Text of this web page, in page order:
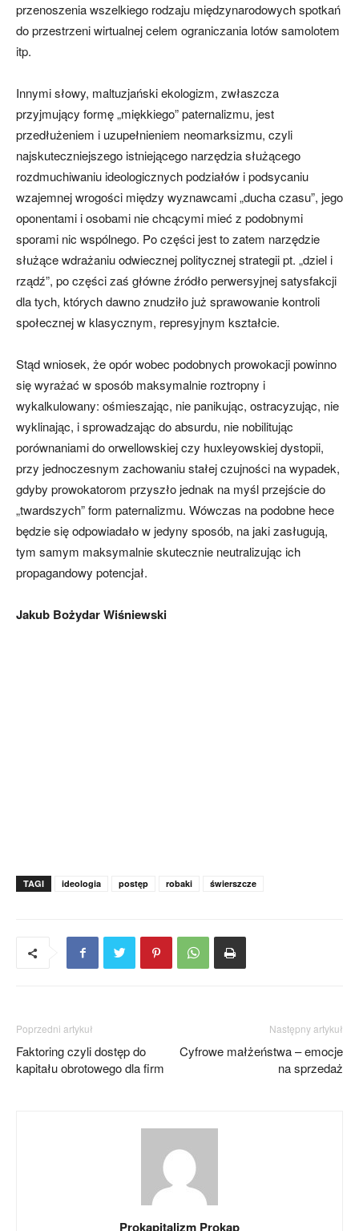
przenoszenia wszelkiego rodzaju międzynarodowych spotkań
do przestrzeni wirtualnej celem ograniczania lotów samolotem
itp.
Innymi słowy, maltuzjański ekologizm, zwłaszcza
przyjmujący formę „miękkiego” paternalizmu, jest
przedłużeniem i uzupełnieniem neomarksizmu, czyli
najskuteczniejszego istniejącego narzędzia służącego
rozdmuchiwaniu ideologicznych podziałów i podsycaniu
wzajemnej wrogości między wyznawcami „ducha czasu”, jego
oponentami i osobami nie chcącymi mieć z podobnymi
sporami nic wspólnego. Po części jest to zatem narzędzie
służące wdrażaniu odwiecznej politycznej strategii pt. „dziel i
rządź”, po części zaś główne źródło perwersyjnej satysfakcji
dla tych, których dawno znudziło już sprawowanie kontroli
społecznej w klasycznym, represyjnym kształcie.
Stąd wniosek, że opór wobec podobnych prowokacji powinno
się wyrażać w sposób maksymalnie roztropny i
wykalkulowany: ośmieszając, nie panikując, ostracyzując, nie
wyklinając, i sprowadzając do absurdu, nie nobilitując
porównaniami do orwellowskiej czy huxleyowskiej dystopii,
przy jednoczesnym zachowaniu stałej czujności na wypadek,
gdyby prowokatorom przyszło jednak na myśl przejście do
„twardszych” form paternalizmu. Wówczas na podobne hece
będzie się odpowiadało w jedyny sposób, na jaki zasługują,
tym samym maksymalnie skutecznie neutralizując ich
propagandowy potencjał.
Jakub Bożydar Wiśniewski
TAGI ideologia postęp robaki świerszcze
Poprzedni artykuł
Faktoring czyli dostęp do
kapitału obrotowego dla firm
Następny artykuł
Cyfrowe małżeństwa – emocje
na sprzedaż
Prokapitalizm Prokap